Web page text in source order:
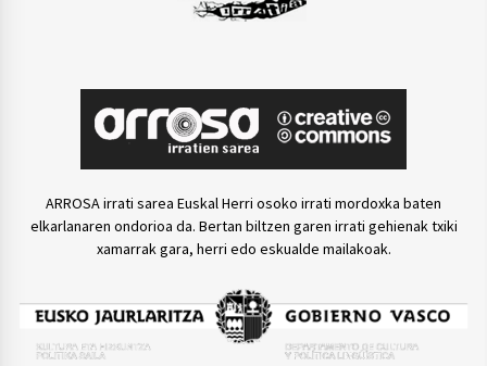
ARROSA irrati sarea Euskal Herri osoko irrati mordoxka baten
elkarlanaren ondorioa da. Bertan biltzen garen irrati gehienak txiki
xamarrak gara, herri edo eskualde mailakoak.